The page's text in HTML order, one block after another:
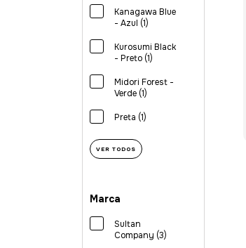
Kanagawa Blue
- Azul (1)
Kurosumi Black
- Preto (1)
Midori Forest -
Verde (1)
Preta (1)
VER TODOS
Marca
Sultan
Company (3)